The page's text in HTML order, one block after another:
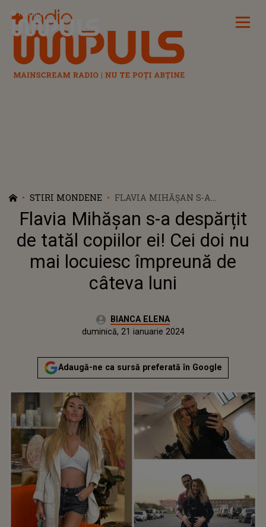
Radio Impuls
STIRI MONDENE
FLAVIA MIHĂȘAN S-A
DESPĂRȚIT DE TATĂL COPIILOR
EI! CEI DOI NU MAI LOCUIESC
ÎMPREUNĂ DE CÂTEVA LUNI
Flavia Mihășan s-a despărțit
de tatăl copiilor ei! Cei doi nu
mai locuiesc împreună de
câteva luni
Autor:BIANCA ELENA
duminică, 21 ianuarie 2024
Actualizat:
duminică, 21 ianuarie 2024
Adaugă-ne ca sursă preferată în Google